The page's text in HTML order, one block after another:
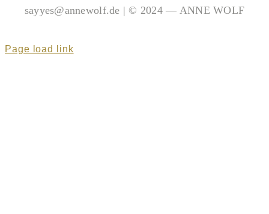
sayyes@annewolf.de | © 2024 — ANNE WOLF
Page load link